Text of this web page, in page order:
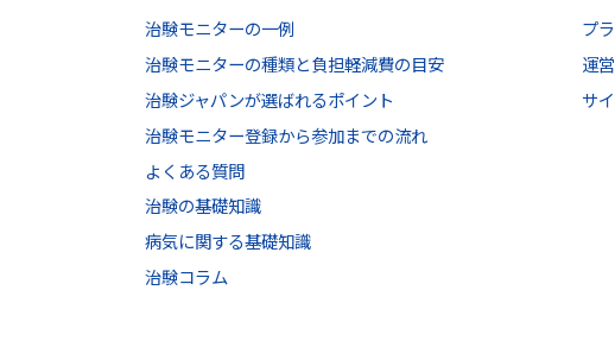
治験モニターの一例
治験モニターの種類と負担軽減費の目安
治験ジャパンが選ばれるポイント
治験モニター登録から参加までの流れ
よくある質問
治験の基礎知識
病気に関する基礎知識
治験コラム
プ
運
サ